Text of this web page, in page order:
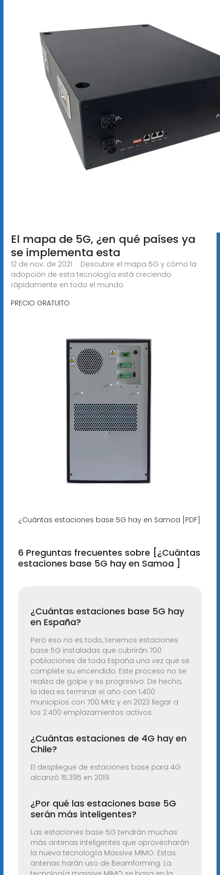
El mapa de 5G, ¿en qué países ya
se implementa esta
12 de nov. de 2021 · Descubre el mapa 5G y cómo la
adopción de esta tecnología está creciendo
rápidamente en todo el mundo.
PRECIO GRATUITO
¿Cuántas estaciones base 5G hay en Samoa [PDF]
6 Preguntas frecuentes sobre [¿Cuántas
estaciones base 5G hay en Samoa ]
¿Cuántas estaciones base 5G hay
en España?
Pero eso no es todo, tenemos estaciones
base 5G instaladas que cubrirán 700
poblaciones de toda España una vez que se
complete su encendido. Este proceso no se
realiza de golpe y es progresivo. De hecho,
la idea es terminar el año con 1.400
municipios con 700 MHz y en 2023 llegar a
los 2.400 emplazamientos activos.
¿Cuántas estaciones de 4G hay en
Chile?
El despliegue de estaciones base para 4G
alcanzó 15.395 en 2019.
¿Por qué las estaciones base 5G
serán más inteligentes?
Las estaciones base 5G tendrán muchas
más antenas inteligentes que aprovecharán
la nueva tecnología Massive MIMO. Estas
antenas harán uso de Beamforming. La